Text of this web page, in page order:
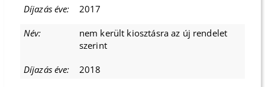
2017
nem került kiosztásra az új rendelet
szerint
2018